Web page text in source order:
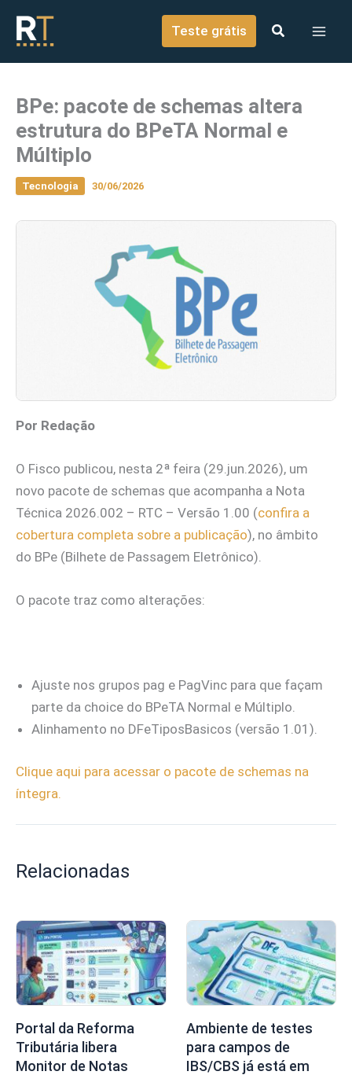
conteúdo
Teste grátis
BPe: pacote de schemas altera
estrutura do BPeTA Normal e
Múltiplo
Tecnologia 30/06/2026
Por Redação
O Fisco publicou, nesta 2ª feira (29.jun.2026), um
novo pacote de schemas que acompanha a Nota
Técnica 2026.002 – RTC – Versão 1.00 (confira a
cobertura completa sobre a publicação), no âmbito
do BPe (Bilhete de Passagem Eletrônico).
O pacote traz como alterações:
Ajuste nos grupos pag e PagVinc para que façam
parte da choice do BPeTA Normal e Múltiplo.
Alinhamento no DFeTiposBasicos (versão 1.01).
Clique aqui para acessar o pacote de schemas na
íntegra.
Relacionadas
Portal da Reforma
Tributária libera
Monitor de Notas
Ambiente de testes
para campos de
IBS/CBS já está em